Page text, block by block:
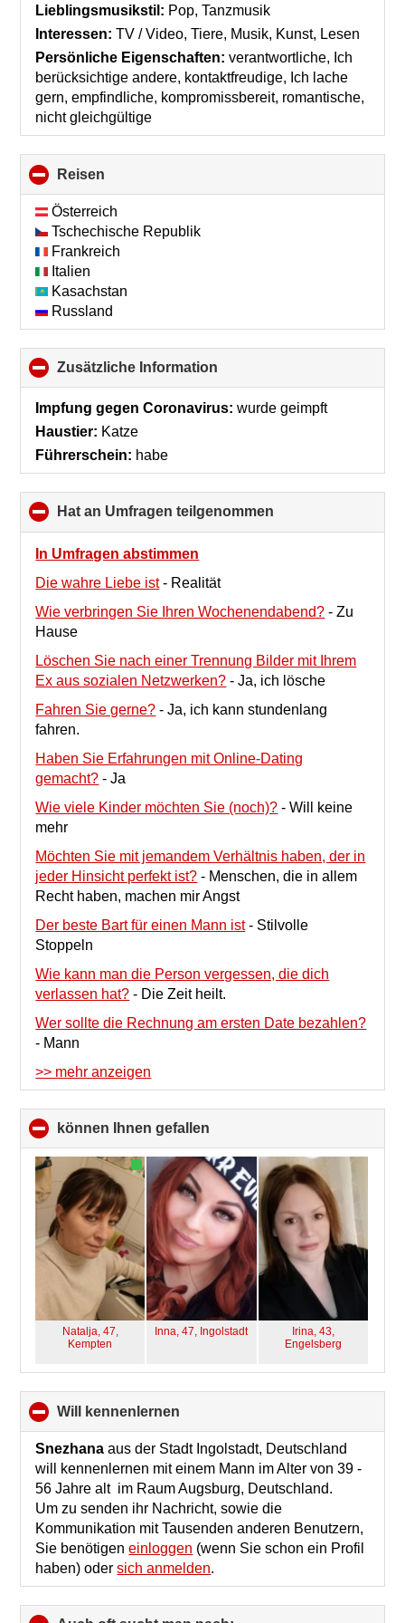
collapse
Lieblingsmusikstil: Pop, Tanzmusik
Interessen: TV / Video, Tiere, Musik, Kunst, Lesen
Persönliche Eigenschaften: verantwortliche, Ich
berücksichtige andere, kontaktfreudige, Ich lache
gern, empfindliche, kompromissbereit, romantische,
nicht gleichgültige
Reisen
to
collapse
contents
Österreich
Tschechische Republik
Frankreich
Italien
Kasachstan
Russland
Zusätzliche Information
to
collapse
Impfung gegen Coronavirus: wurde geimpft
Haustier: Katze
Führerschein: habe
Hat an Umfragen teilgenommen
to
In Umfragen abstimmen
Die wahre Liebe ist- Realität
Wie verbringen Sie Ihren Wochenendabend? -Zu
Hause
Löschen Sie nach einer Trennung Bilder mit Ihrem
Ex aus sozialen Netzwerken? -Ja, ich lösche
Fahren Sie gerne? -Ja, ich kann stundenlang
fahren.
Haben Sie Erfahrungen mit Online-Dating
gemacht? -Ja
Wie viele Kinder möchten Sie (noch)? -Will keine
mehr
Möchten Sie mit jemandem Verhältnis haben, der in
jeder Hinsicht perfekt ist? - Menschen, die in allem
Recht haben, machen mir Angst
Der beste Bart für einen Mann ist- Stilvolle
Stoppeln
Wie kann man die Person vergessen, die dich
verlassen hat? - Die Zeit heilt.
Wer sollte die Rechnung am ersten Date bezahlen?
- Mann
>> mehr anzeigen
können Ihnen gefallen
to
collapse
contents
Natalja, 47,
Kempten
Inna, 47, Ingolstadt
Irina, 43,
Engelsberg
will kennenlernen
to
collapse
contents
Snezhana aus der Stadt Ingolstadt, Deutschland
will kennenlernen mit einem Mann im Alter von 39 -
56 Jahre alt im Raum Augsburg, Deutschland.
Um zu senden ihr Nachricht, sowie die
Kommunikation mit Tausenden anderen Benutzern,
Sie benötigeneinloggen (wenn Sie schon ein Profil
haben) odersich anmelden.